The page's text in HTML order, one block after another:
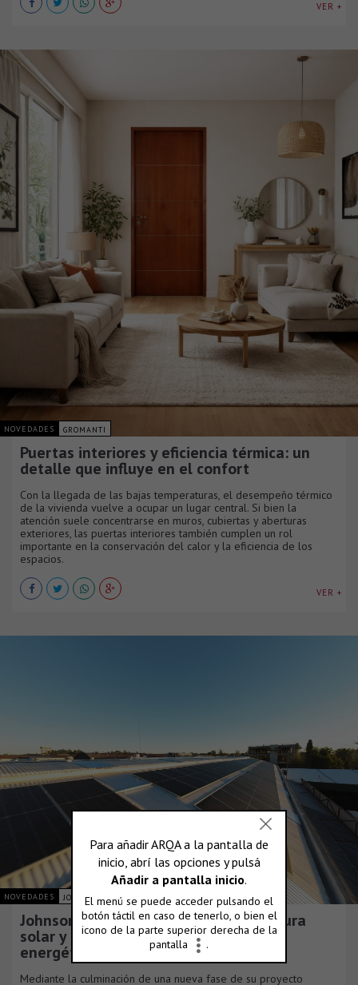
VER +
NOVEDADES GROMANTI
Puertas interiores y eficiencia térmica: un
detalle que influye en el confort
Con la llegada de las bajas temperaturas, el desempeño térmico
de la vivienda vuelve a ocupar un lugar central. Si bien la
atención suele concentrarse en muros, cubiertas y aberturas
exteriores, las puertas interiores también cumplen un rol
importante en la conservación del calor y la eficiencia de los
espacios.
VER +
NOVEDADES JOHNSON ACERO S.A.
Johnson Acero duplica su infraestructura
solar y consolida su plan de eficiencia
energética
Mediante la culminación de una nueva fase de su proyecto